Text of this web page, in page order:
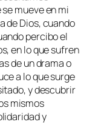
mueve en mi
de Dios, cuando
percibo el
en lo que sufren
de un drama o
a lo que surge
y descubrir
mismos
y